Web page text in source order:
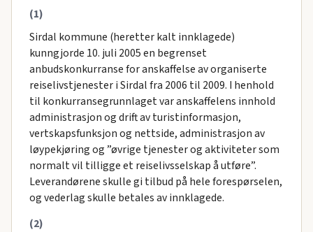
(1)
Sirdal kommune (heretter kalt innklagede)
kunngjorde 10. juli 2005 en begrenset
anbudskonkurranse for anskaffelse av organiserte
reiselivstjenester i Sirdal fra 2006 til 2009. I henhold
til konkurransegrunnlaget var anskaffelens innhold
administrasjon og drift av turistinformasjon,
vertskapsfunksjon og nettside, administrasjon av
løypekjøring og ”øvrige tjenester og aktiviteter som
normalt vil tilligge et reiselivsselskap å utføre”.
Leverandørene skulle gi tilbud på hele forespørselen,
og vederlag skulle betales av innklagede.
(2)